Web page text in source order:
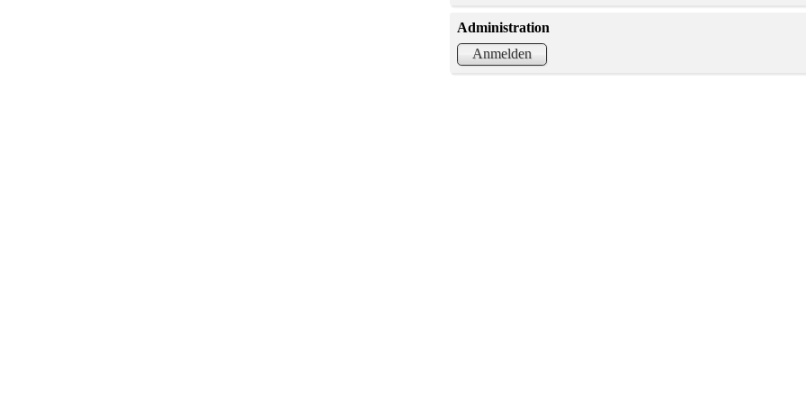
Administration
Anmelden